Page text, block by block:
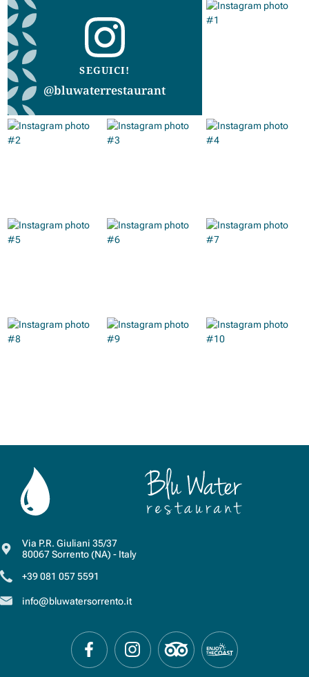
SEGUICI!
@bluwaterrestaurant
Via P.R. Giuliani 35/37
80067Sorrento(NA) - Italy
+39 081 057 5591
info@bluwatersorrento.it